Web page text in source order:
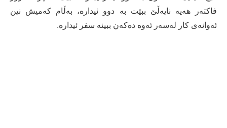
فاکتەر هەیە نایەڵێ ببێت بە دوو ئیدارە، بەڵام کەمیش نین
ئەوانەی کار لەسەر ئەوە دەکەن ببینە سفر ئیدارە.